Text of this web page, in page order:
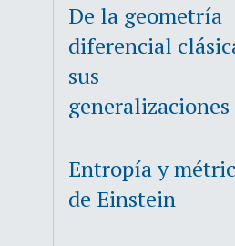
De la geometría
diferencial
sus
generalizaciones
Entropía y
de Einstein